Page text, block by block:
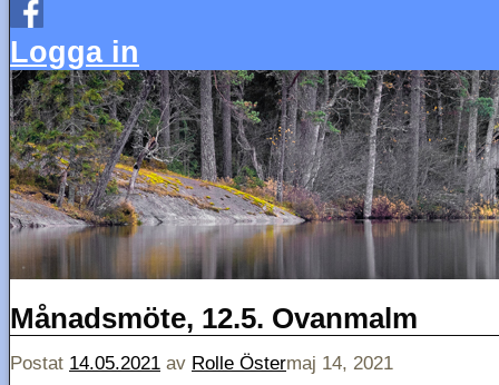
Logga in
Månadsmöte, 12.5. Ovanmalm
Postat 14.05.2021 av Rolle Östermaj 14, 2021